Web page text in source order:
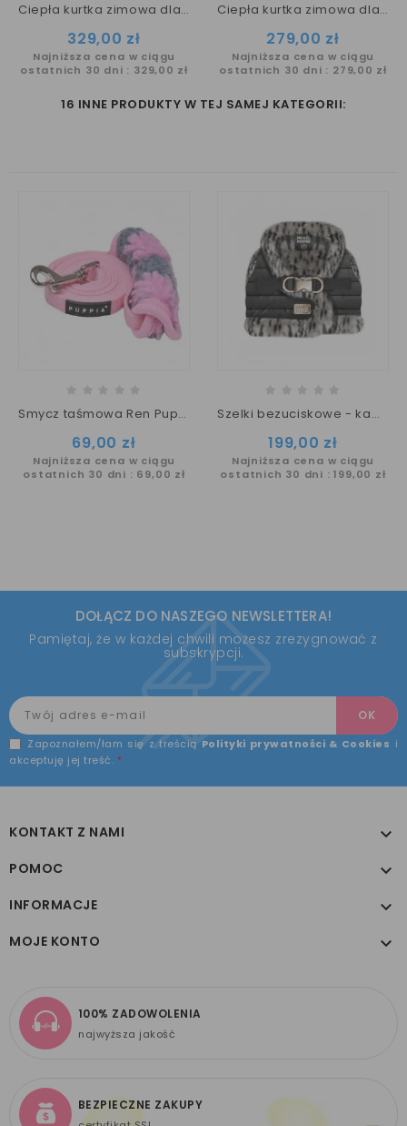
Ciepła kurtka zimowa dla psa FJORD dla psów z szeroka klatka piersiowa Milk&Pepper
Cena
329,00 zł
Najniższa cena w ciągu
ostatnich 30 dni : 329,00 zł
Ciepła kurtka zimowa dla psa HARLINGTON rozmiar L/XL Milk&Pepper
Cena
279,00 zł
Najniższa cena w ciągu
ostatnich 30 dni : 279,00 zł
16 INNE PRODUKTY W TEJ SAMEJ KATEGORII:
Smycz taśmowa Ren Puppia
Cena
69,00 zł
Najniższa cena w ciągu
ostatnich 30 dni : 69,00 zł
Szelki bezuciskowe - kamizelka na zimę dla psa KAMALA
Cena
199,00 zł
Najniższa cena w ciągu
ostatnich 30 dni : 199,00 zł
DOŁĄCZ DO NASZEGO NEWSLETTERA!
Pamiętaj, że w każdej chwili możesz zrezygnować z
subskrypcji.
Zapoznałem/łam się z treścią Polityki prywatności & Cookies i
akceptuję jej treść. *
KONTAKT Z NAMI 
POMOC 
INFORMACJE 
MOJE KONTO 
100% ZADOWOLENIA
najwyższa jakość
BEZPIECZNE ZAKUPY